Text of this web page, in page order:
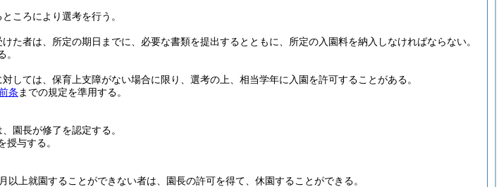
ころにより選考を行う。
た者は、所定の期日までに、必要な書類を提出するとともに、所定の入園料を納入しなければならない。
しては、保育上支障がない場合に限り、選考の上、相当学年に入園を許可することがある。
条 までの規定を準用する。
園長が修了を認定する。
与する。
以上就園することができない者は、園長の許可を得て、休園することができる。